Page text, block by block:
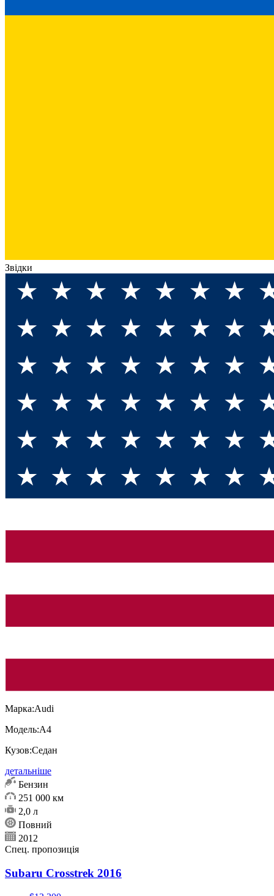
Звідки
Марка:Audi
Модель:А4
Кузов:Седан
детальніше
Бензин
251 000 км
2,0 л
Повний
2012
Спец. пропозиція
Subaru Crosstrek 2016